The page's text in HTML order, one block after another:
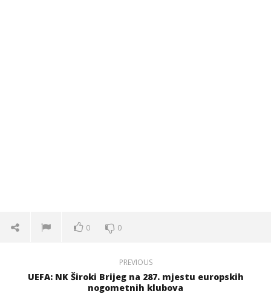
0 0
PREVIOUS
UEFA: NK Široki Brijeg na 287. mjestu europskih
nogometnih klubova